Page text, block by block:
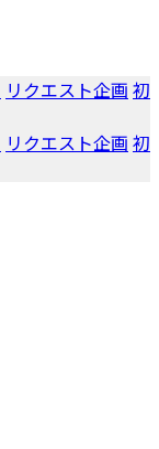
リクエスト企画 初
リクエスト企画 初